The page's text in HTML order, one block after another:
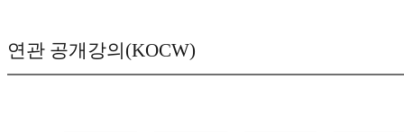
연관 공개강의(KOCW)